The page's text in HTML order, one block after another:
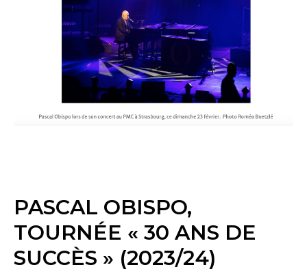
PASCAL OBISPO,
TOURNÉE « 30 ANS DE
SUCCÈS » (2023/24)